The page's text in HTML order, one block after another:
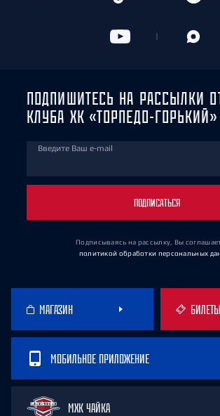
ПОДПИШИТЕСЬ НА РАССЫЛКИ
КЛУБА ХК «ТОРПЕДО-ГОРЬКИЙ»
Введите Ваш e-mail
ПОДПИСАТЬСЯ
Подписываясь на рассылку, Вы
политикой обработки персональных
МАГАЗИН БИЛЕТЫ
МОБИЛЬНОЕ ПРИЛОЖЕНИЕ
МХК ЧАЙКА